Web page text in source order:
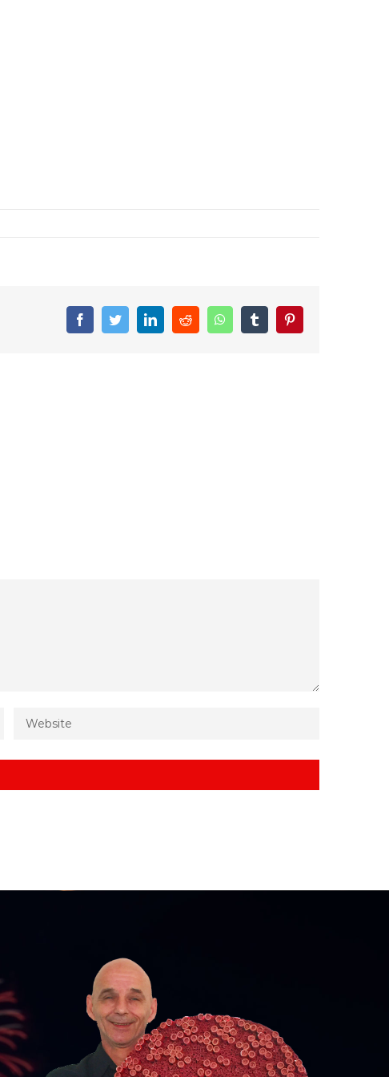
FacebookTwitterLinkedInReddit WhatsAppTumblr